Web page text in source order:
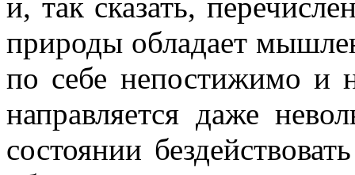
природы обладает
по себе непостижимо и
направляется даже
состоянии